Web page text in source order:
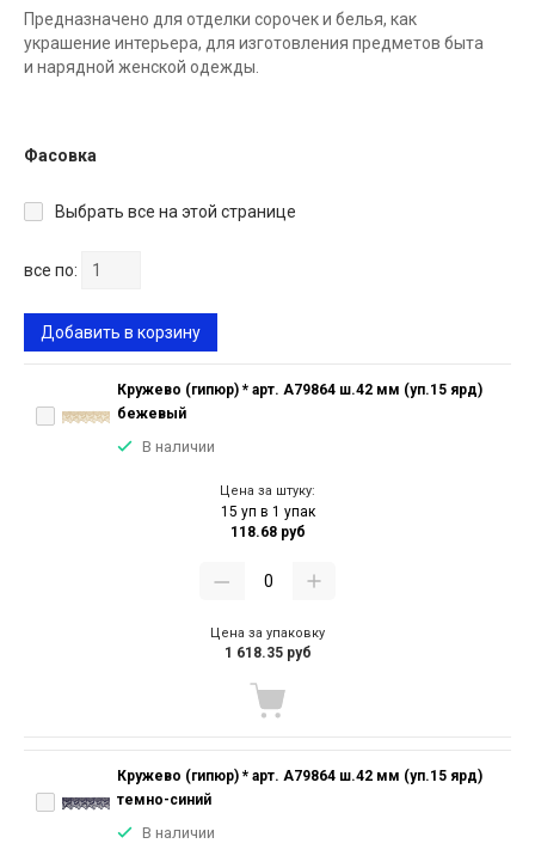
Предназначено для отделки сорочек и белья, как
украшение интерьера, для изготовления предметов быта
и нарядной женской одежды.
Фасовка
Выбрать все на этой странице
все по:
Добавить в корзину
Кружево (гипюр) * арт. А79864 ш.42 мм (уп.15 ярд)
бежевый
В наличии
Цена за штуку:
15 уп в 1 упак
118.68 руб
Цена за упаковку
1 618.35 руб
Кружево (гипюр) * арт. А79864 ш.42 мм (уп.15 ярд)
темно-синий
В наличии